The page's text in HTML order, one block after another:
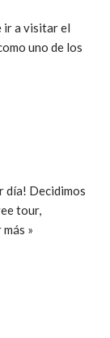
ir a visitar el
uno de los
día! Decidimos
tour,
más »